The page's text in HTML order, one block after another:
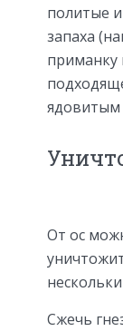
политые
запаха
ядовитым
От ос
Сжечь